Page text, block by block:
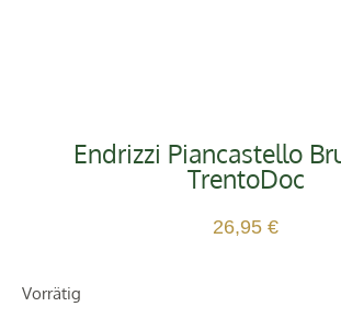
Endrizzi Piancastello
TrentoDoc
26,95 €
Vorrätig